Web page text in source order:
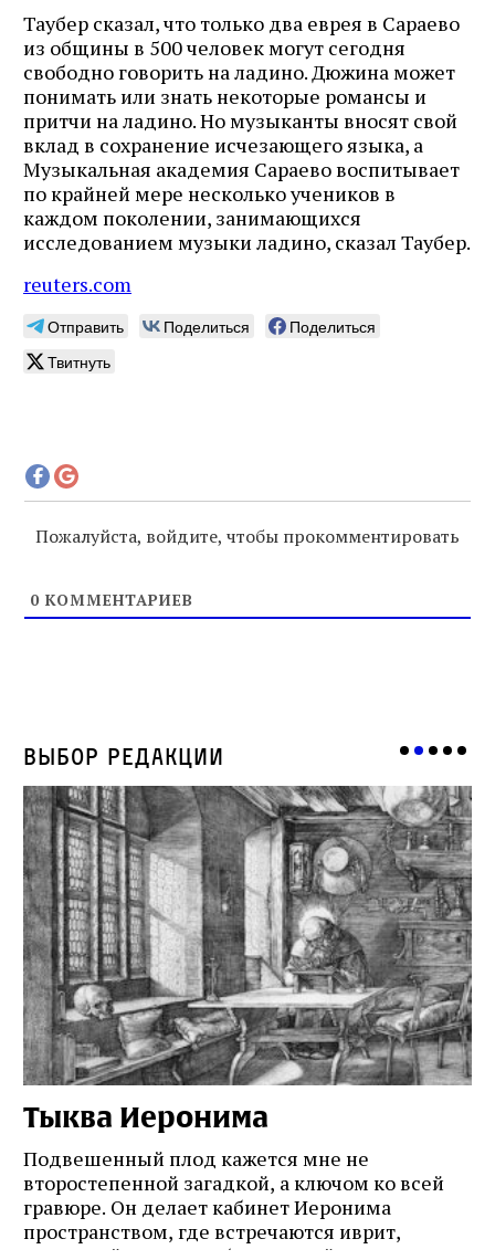
Таубер сказал, что только два еврея в Сараево
из общины в 500 человек могут сегодня
свободно говорить на ладино. Дюжина может
понимать или знать некоторые романсы и
притчи на ладино. Но музыканты вносят свой
вклад в сохранение исчезающего языка, а
Музыкальная академия Сараево воспитывает
по крайней мере несколько учеников в
каждом поколении, занимающихся
исследованием музыки ладино, сказал Таубер.
reuters.com
Отправить Поделиться
Поделиться
Твитнуть
Пожалуйста, войдите, чтобы прокомментировать
0 КОММЕНТАРИЕВ
Выбор редакции
Тыква Иеронима
Подвешенный плод кажется мне не
второстепенной загадкой, а ключом ко всей
гравюре. Он делает кабинет Иеронима
пространством, где встречаются иврит,